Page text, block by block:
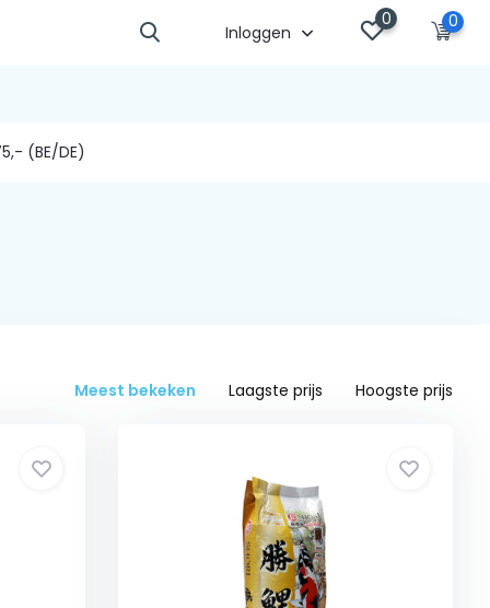
Inloggen
0 0
(BE/DE)
Meest bekeken Laagste prijs Hoogste prijs